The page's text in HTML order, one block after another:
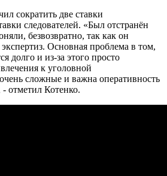
сократить две ставки
следователей. «Был отстранён
безвозвратно, так как он
экспертиз. Основная проблема в том,
долго и из-за этого просто
к уголовной
сложные и важна оперативность
отметил Котенко.